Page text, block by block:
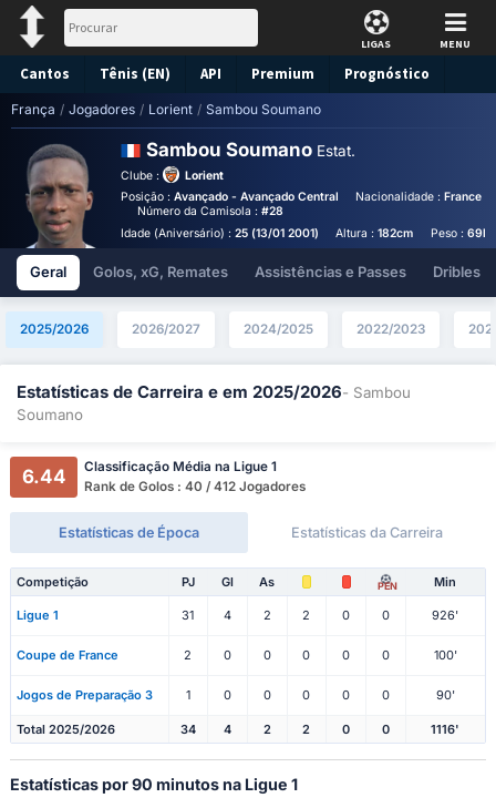
LIGAS MENU
Cantos Tênis (EN) API Premium Prognóstico
França / Jogadores / Lorient / Sambou Soumano
Sambou Soumano Estat.
Clube :
Lorient
Posição : Avançado - Avançado Central Nacionalidade :France
Número da Camisola :#28
Idade (Aniversário) : 25 (13/01 2001) Altura :182cm Peso : 69kg
Geral Golos, xG, Remates Assistências e Passes Dribles
2025/2026 2026/2027 2024/2025 2022/2023
Estatísticas de Carreira e em 2025/2026- Sambou
Soumano
6.44
Classificação Média na Ligue 1
Rank de Golos : 40 / 412 Jogadores
Estatísticas de Época Estatísticas da Carreira
Competição PJ Gl As PEN Min
Ligue 1 31 4 2 2 0 0 926'
Coupe de France 2 0 0 0 0 0 100'
Jogos de Preparação 3 1 0 0 0 0 0 90'
Total 2025/2026 34 4 2 2 0 0 1116'
Estatísticas por 90 minutos na Ligue 1